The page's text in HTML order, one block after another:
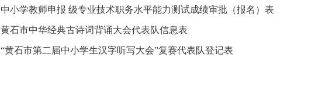
中小学教师申报 级专业技术职务水平能力测试成绩审批（报名）表
黄石市中华经典古诗词背诵大会代表队信息表
“黄石市第二届中小学生汉字听写大会”复赛代表队登记表